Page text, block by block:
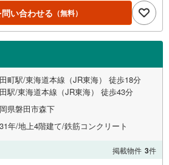
い合わせる （無料）
町駅/東海道本線（JR東海） 徒歩18分
駅/東海道本線（JR東海） 徒歩43分
県磐田市森下
年/地上4階建て/鉄筋コンクリート
掲載物件 3件